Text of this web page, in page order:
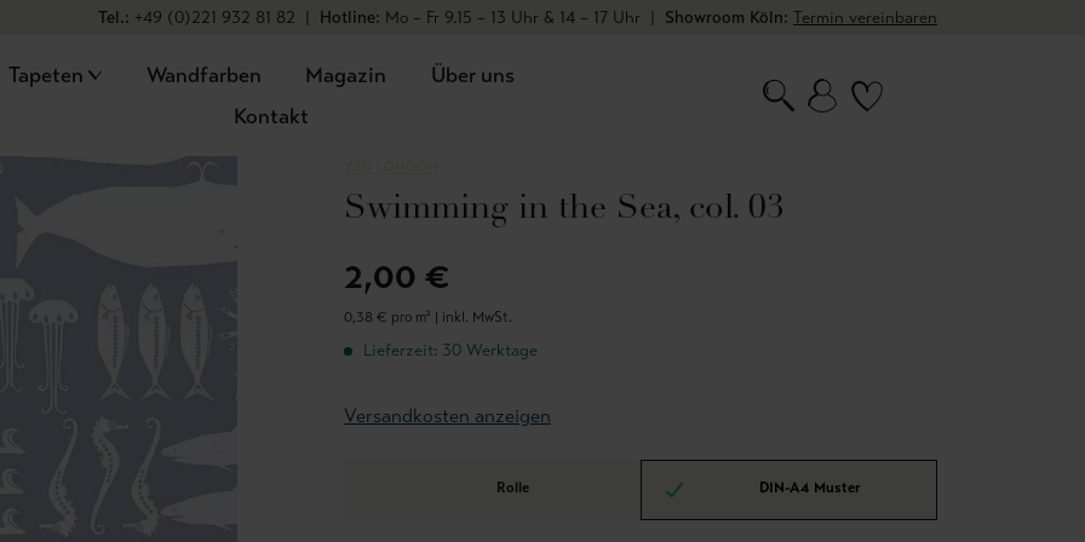
Tel.: +49 (0)221 932 81 82 | Hotline: Mo – Fr 9.15 – 13 Uhr & 14 – 17 Uhr | Showroom Köln: Termin vereinbaren
Tapeten Wandfarben Magazin
Über uns
Kontakt
Swimming in the Sea, col. 03
2,00 €
0,38 € pro m² | inkl. MwSt.
Lieferzeit: 30 Werktage
Versandkosten anzeigen
Rolle DIN-A4 Muster